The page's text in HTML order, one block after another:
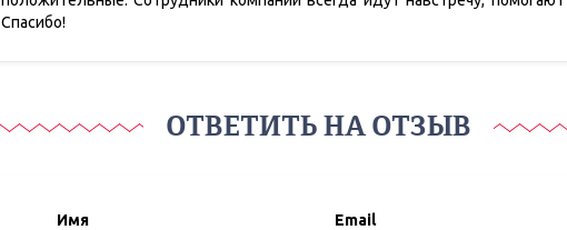
Спасибо!
ОТВЕТИТЬ НА ОТЗЫВ
Имя Email